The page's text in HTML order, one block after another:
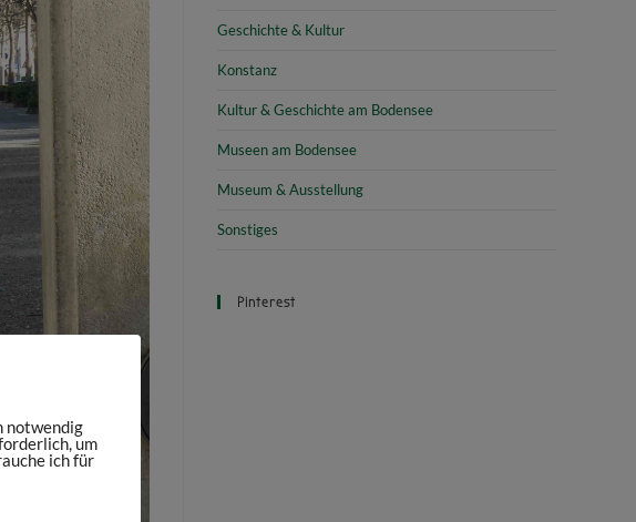
Geschichte & Kultur
Konstanz
Kultur & Geschichte am Bodensee
Museen am Bodensee
Museum & Ausstellung
Sonstiges
Pinterest
notwendig
um
ich für